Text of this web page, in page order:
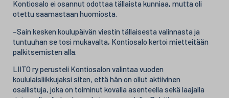
Kontiosalo ei osannut odottaa tällaista kunniaa, mutta oli
otettu saamastaan huomiosta.
–Sain kesken koulupäivän viestin tällaisesta valinnasta ja
tuntuuhan se tosi mukavalta, Kontiosalo kertoi mietteitään
palkitsemisten alla.
LIITO ry perusteli Kontiosalon valintaa vuoden
koululaisliikkujaksi siten, että hän on ollut aktiivinen
osallistuja, joka on toiminut kovalla asenteella sekä laajalla